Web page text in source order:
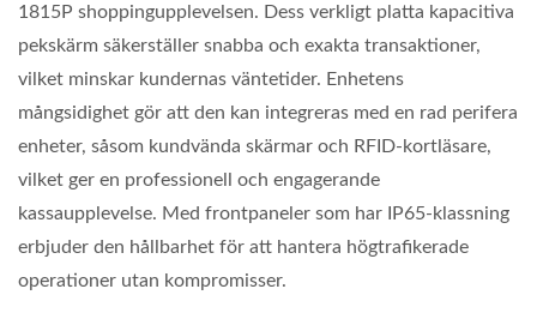
1815P shoppingupplevelsen. Dess verkligt platta kapacitiva
pekskärm säkerställer snabba och exakta transaktioner,
vilket minskar kundernas väntetider. Enhetens
mångsidighet gör att den kan integreras med en rad perifera
enheter, såsom kundvända skärmar och RFID-kortläsare,
vilket ger en professionell och engagerande
kassaupplevelse. Med frontpaneler som har IP65-klassning
erbjuder den hållbarhet för att hantera högtrafikerade
operationer utan kompromisser.